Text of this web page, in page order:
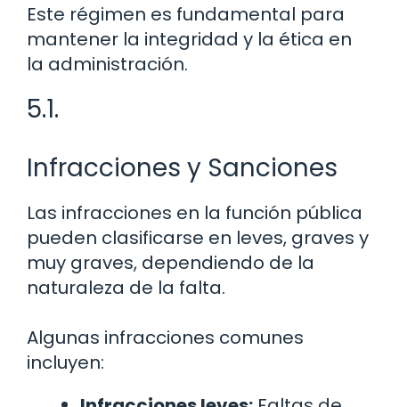
Este régimen es fundamental para
mantener la integridad y la ética en
la administración.
5.1.
Infracciones y Sanciones
Las infracciones en la función pública
pueden clasificarse en leves, graves y
muy graves, dependiendo de la
naturaleza de la falta.
Algunas infracciones comunes
incluyen: